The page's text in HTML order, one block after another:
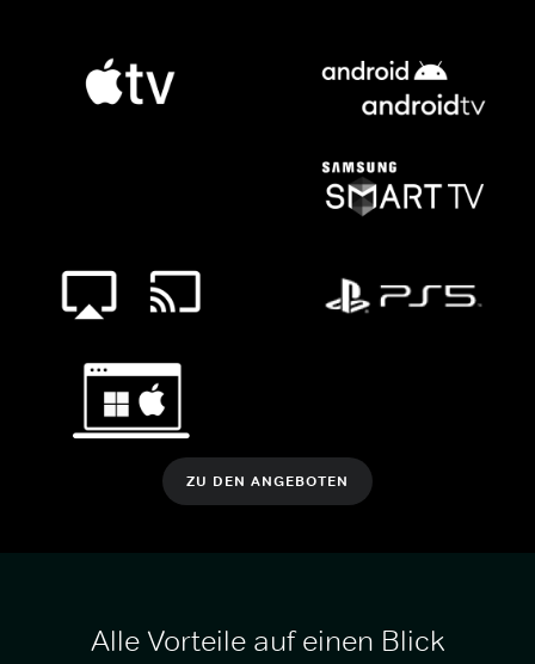
ZU DEN ANGEBOTEN
Alle Vorteile auf einen Blick